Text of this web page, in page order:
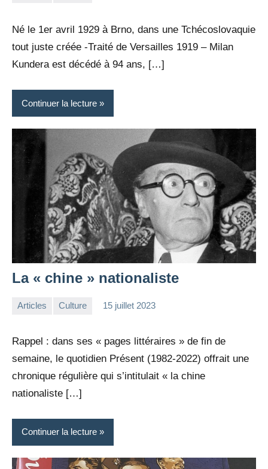
Né le 1er avril 1929 à Brno, dans une Tchécoslovaquie
tout juste créée -Traité de Versailles 1919 – Milan
Kundera est décédé à 94 ans, […]
Continuer la lecture
La « chine » nationaliste
Articles Culture 15 juillet 2023
Rappel : dans ses « pages littéraires » de fin de
semaine, le quotidien Présent (1982-2022) offrait une
chronique régulière qui s’intitulait « la chine
nationaliste […]
Continuer la lecture